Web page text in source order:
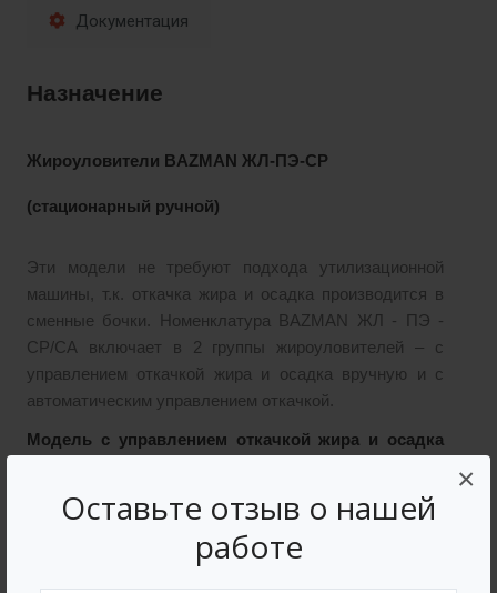
Оставьте отзыв о нашей
работе
×
Документация
Назначение
Жироуловители BAZMAN ЖЛ-ПЭ-СР
(стационарный ручной)
Эти модели не требуют подхода утилизационной
машины, т.к. откачка жира и осадка производится в
сменные бочки. Номенклатура BAZMAN ЖЛ - ПЭ -
СР/СА включает в 2 группы жироуловителей – с
управлением откачкой жира и осадка вручную и с
автоматическим управлением откачкой.
Модель с управлением откачкой жира и осадка
Корпус сварной из полиэтилена высокой